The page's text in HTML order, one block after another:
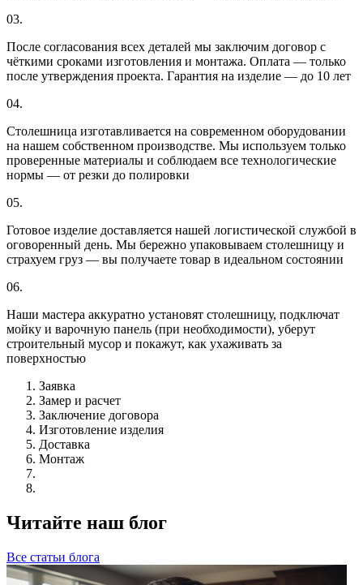
03.
После согласования всех деталей мы заключим договор с
чёткими сроками изготовления и монтажа. Оплата — только
после утверждения проекта. Гарантия на изделие — до 10 лет
04.
Столешница изготавливается на современном оборудовании
на нашем собственном производстве. Мы используем только
проверенные материалы и соблюдаем все технологические
нормы — от резки до полировки
05.
Готовое изделие доставляется нашей логистической службой в
оговоренный день. Мы бережно упаковываем столешницу и
страхуем груз — вы получаете товар в идеальном состоянии
06.
Наши мастера аккуратно установят столешницу, подключат
мойку и варочную панель (при необходимости), уберут
строительный мусор и покажут, как ухаживать за
поверхностью
Заявка
Замер и расчет
Заключение договора
Изготовление изделия
Доставка
Монтаж
Читайте наш блог
Все статьи блога